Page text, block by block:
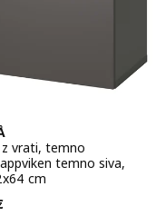
število
z vrati, temno
temno siva,
cm
56€